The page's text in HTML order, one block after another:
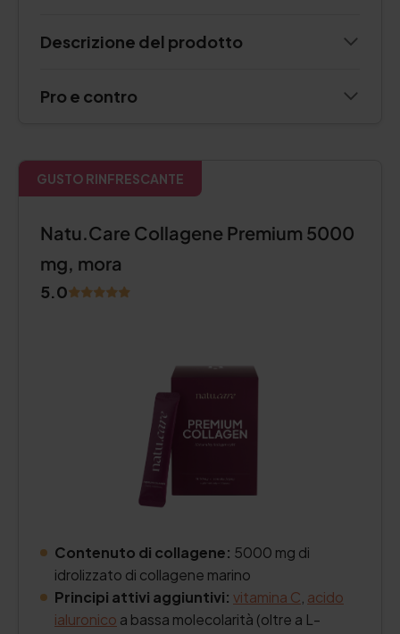
Descrizione del prodotto
Pro e contro
GUSTO RINFRESCANTE
Natu.Care Collagene Premium 5000
mg, mora
5.0
Contenuto di collagene: 5000 mg di
idrolizzato di collagene marino
Principi attivi aggiuntivi: vitamina C acido
ialuronico a bassa molecolarità (oltre a L-